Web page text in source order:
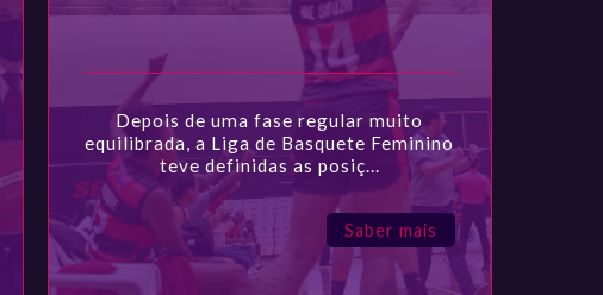
Depois de uma fase regular muito
equilibrada, a Liga de Basquete Feminino
teve definidas as posiç...
Saber mais